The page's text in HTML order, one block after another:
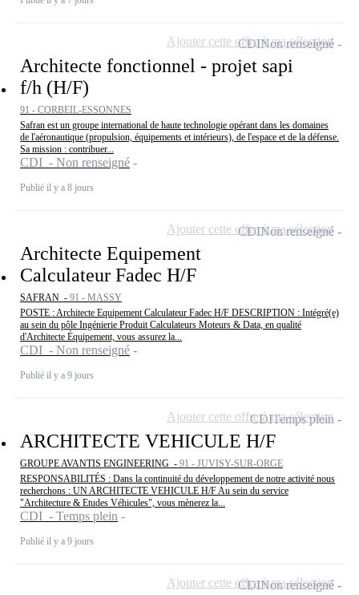
Architecte fonctionnel - projet sapi
f/h (H/F)
91 - CORBEIL-ESSONNES
Safran est un groupe international de haute technologie opérant dans les domaines
de l'aéronautique (propulsion, équipements et intérieurs), de l'espace et de la défense.
Sa mission : contribuer...
CDI - Non renseigné
Publié il y a 8 jours
CDINon renseigné
Ajouter cette offre à ma sélection
Architecte Equipement
Calculateur Fadec H/F
SAFRAN - 91 - MASSY
POSTE : Architecte Equipement Calculateur Fadec H/F DESCRIPTION : Intégré(e)
au sein du pôle Ingénierie Produit Calculateurs Moteurs & Data, en qualité
d'Architecte Équipement, vous assurez la...
CDI - Non renseigné
Publié il y a 9 jours
CDINon renseigné
Ajouter cette offre à ma sélection
ARCHITECTE VEHICULE H/F
GROUPE AVANTIS ENGINEERING - 91 - JUVISY-SUR-ORGE
RESPONSABILITÉS : Dans la continuité du développement de notre activité nous
recherchons : UN ARCHITECTE VEHICULE H/F Au sein du service
"Architecture & Etudes Véhicules", vous mènerez la...
CDI - Temps plein
Publié il y a 9 jours
CDITemps plein
Ajouter cette offre à ma sélection
CDINon renseigné
Ajouter cette offre à ma sélection